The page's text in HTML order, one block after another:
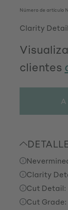
Número de artículo
Clarity Detail
clientes
Clarity
Cut Detail:
Cut Grade: